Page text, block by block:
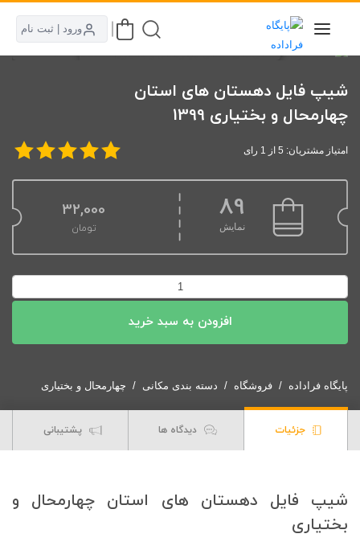
ورود | ثبت نام
شیپ فایل دهستان های استان
چهارمحال و بختیاری 1399
امتیاز مشتریان: 5 از 1 رای
89
نمایش
32,000
تومان
فایل
های
چهارمحال
افزودن به سبد خرید
پایگاه فراداده فروشگاه دسته بندی مکانی چهارمحال و بختیاری
جزئیات دیدگاه ها پشتیبانی
شیپ فایل دهستان های استان چهارمحال و
بختیاری